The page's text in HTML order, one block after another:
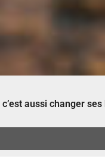
aussi changer